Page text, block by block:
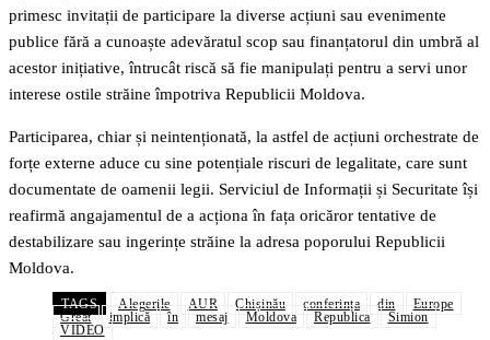
primesc invitații de participare la diverse acțiuni sau evenimente
publice fără a cunoaște adevăratul scop sau finanțatorul din umbră al
acestor inițiative, întrucât riscă să fie manipulați pentru a servi unor
interese ostile străine împotriva Republicii Moldova.
Participarea, chiar și neintenționată, la astfel de acțiuni orchestrate de
forțe externe aduce cu sine potențiale riscuri de legalitate, care sunt
documentate de oamenii legii. Serviciul de Informații și Securitate își
reafirmă angajamentul de a acționa în fața oricăror tentative de
destabilizare sau ingerințe străine la adresa poporului Republicii
Moldova.
TAGS Alegerile AUR Chișinău conferința din
Europe
Great
implică în mesaj Moldova Republica
Simion
VIDEO